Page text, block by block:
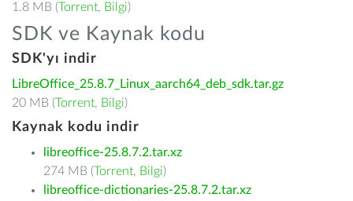
1.8 MB (Torrent, Bilgi)
SDK ve Kaynak kodu
SDK'yı indir
LibreOffice_25.8.7_Linux_aarch64_deb_sdk.tar.gz
20 MB (Torrent, Bilgi)
Kaynak kodu indir
libreoffice-25.8.7.2.tar.xz
274 MB (Torrent, Bilgi)
libreoffice-dictionaries-25.8.7.2.tar.xz